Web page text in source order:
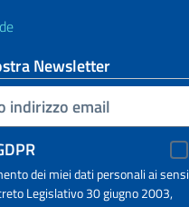
Newsletter
dei miei dati personali ai sensi
Legislativo 30 giugno 2003,